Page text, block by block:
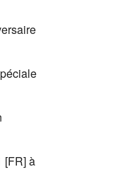
[FR] à